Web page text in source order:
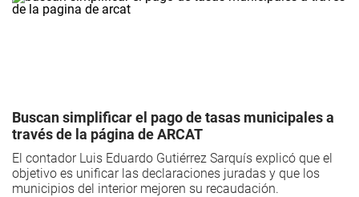
Buscan simplificar el pago de tasas municipales a
través de la página de ARCAT
El contador Luis Eduardo Gutiérrez Sarquís explicó que el
objetivo es unificar las declaraciones juradas y que los
municipios del interior mejoren su recaudación.